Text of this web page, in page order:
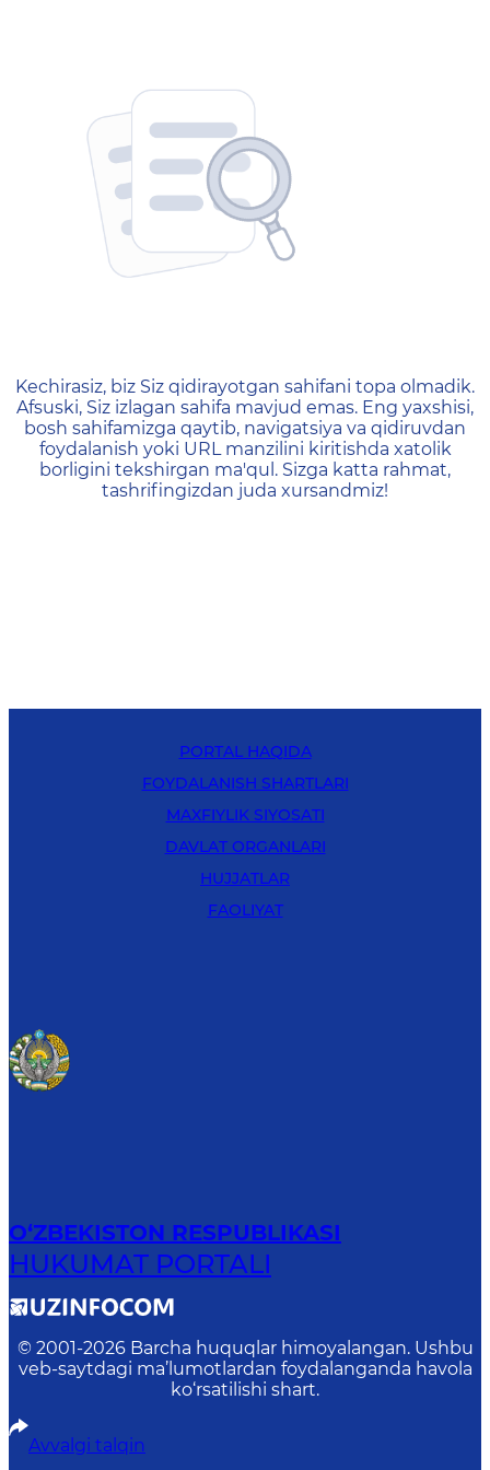
404 — Страница не
Kechirasiz, biz Siz qidirayotgan sahifani topa olmadik.
Afsuski, Siz izlagan sahifa mavjud emas. Eng yaxshisi,
bosh sahifamizga qaytib, navigatsiya va qidiruvdan
foydalanish yoki URL manzilini kiritishda xatolik
borligini tekshirgan ma'qul. Sizga katta rahmat,
tashrifingizdan juda xursandmiz!
PORTAL HAQIDA
FOYDALANISH SHARTLARI
MAXFIYLIK SIYOSATI
DAVLAT ORGANLARI
HUJJATLAR
FAOLIYAT
O‘ZBEKISTON RESPUBLIKASI
HUKUMAT PORTALI
© 2001-2026 Barcha huquqlar himoyalangan. Ushbu
veb-saytdagi ma’lumotlardan foydalanganda havola
ko‘rsatilishi shart.
Avvalgi talqin